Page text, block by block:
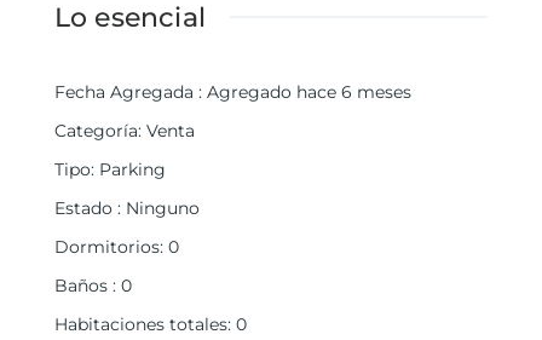
Lo esencial
Fecha Agregada : Agregado hace 6 meses
Categoría: Venta
Tipo: Parking
Estado : Ninguno
Dormitorios: 0
Baños : 0
Habitaciones totales: 0